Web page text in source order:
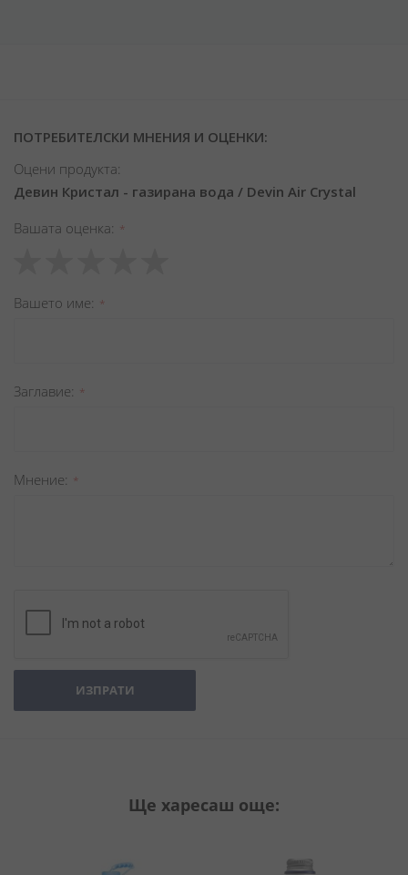
ПОТРЕБИТЕЛСКИ МНЕНИЯ И ОЦЕНКИ:
Оцени продукта:
Девин Кристал - газирана вода / Devin Air Crystal
Вашата оценка
star
stars
stars
stars
stars
Вашето име
Заглавиe
Мнение
ИЗПРАТИ
Ще харесаш още: